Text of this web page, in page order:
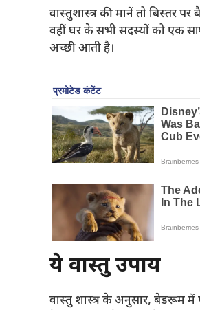
वास्तुशास्त्र की मानें तो बिस्तर
वहीं घर के सभी सदस्यों को एक
अच्छी आती है।
ये वास्तु उपाय
वास्तु शास्त्र के अनुसार, बेडरूम में